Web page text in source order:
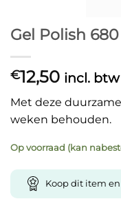
Gel Polish 680
€12,50 incl. btw
Met deze
weken behouden.
Op voorraad (kan
Koop dit item